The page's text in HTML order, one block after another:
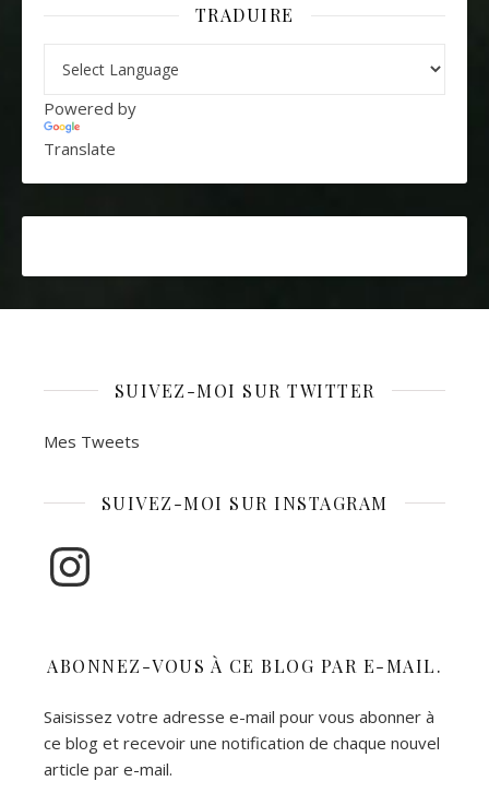
TRADUIRE
Powered by
Translate
SUIVEZ-MOI SUR TWITTER
Mes Tweets
SUIVEZ-MOI SUR INSTAGRAM
Instagram
ABONNEZ-VOUS À CE BLOG PAR E-MAIL.
Saisissez votre adresse e-mail pour vous abonner à
ce blog et recevoir une notification de chaque nouvel
article par e-mail.